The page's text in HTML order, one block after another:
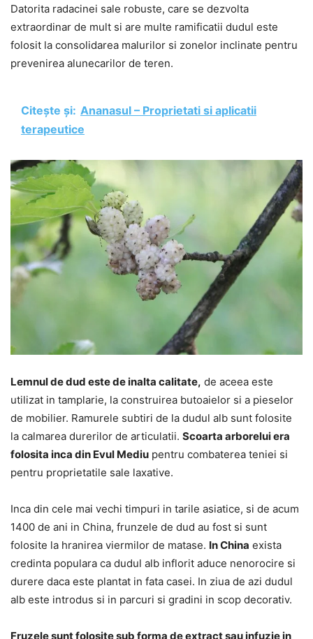
Datorita radacinei sale robuste, care se dezvolta
extraordinar de mult si are multe ramificatii dudul este
folosit la consolidarea malurilor si zonelor inclinate pentru
prevenirea alunecarilor de teren.
Citește și: Ananasul – Proprietati si aplicatii
terapeutice
Lemnul de dud este de inalta calitate, de aceea este
utilizat in tamplarie, la construirea butoaielor si a pieselor
de mobilier. Ramurele subtiri de la dudul alb sunt folosite
la calmarea durerilor de articulatii. Scoarta arborelui era
folosita inca din Evul Mediu pentru combaterea teniei si
pentru proprietatile sale laxative.
Inca din cele mai vechi timpuri in tarile asiatice, si de acum
1400 de ani in China, frunzele de dud au fost si sunt
folosite la hranirea viermilor de matase. In China exista
credinta populara ca dudul alb inflorit aduce nenorocire si
durere daca este plantat in fata casei. In ziua de azi dudul
alb este introdus si in parcuri si gradini in scop decorativ.
Fruzele sunt folosite sub forma de extract sau infuzie in